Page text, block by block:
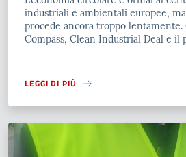
industriali e ambientali europee,
procede ancora troppo lentamente.
Compass, Clean Industrial Deal e il
LEGGI DI PIÙ